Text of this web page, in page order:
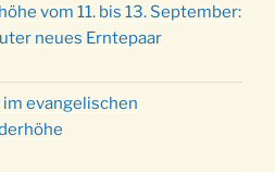
um 15:00 Uhr
in der FeG um 16 Uhr
in der Kirche um
in der Kirche um
vom 11. bis 13. September:
neues Erntepaar
im evangelischen